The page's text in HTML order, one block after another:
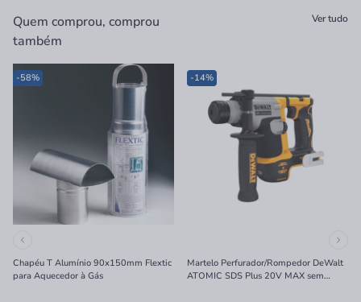
Quem comprou, comprou
também
Ver tudo
-58%
Chapéu T Alumínio 90x150mm Flextic
para Aquecedor à Gás
-14%
Martelo Perfurador/Rompedor DeWalt
ATOMIC SDS Plus 20V MAX sem